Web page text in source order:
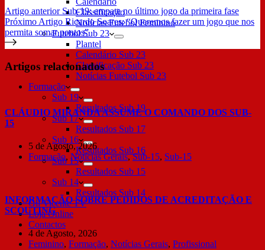
Classificação
Notícias Futebol Feminino
Futebol Sub 23
Plantel
Calendário Sub 23
Classificação Sub 23
Notícias Futebol Sub 23
Formação
Sub 19
Resultados Sub 19
Sub 17
Resultados Sub 17
Sub 16
Resultados Sub 16
Sub 15
Resultados Sub 15
Sub 14
Resultados Sub 14
Gil Vicente TV
Loja Online
Contactos
Artigo anterior Sub-19: empate no último jogo da primeira fase
Próximo Artigo Ricardo Soares: “Queremos fazer um jogo que nos
permita somar pontos”
Artigos relacionados
CLÁUDIO MIRANDA ASSUME O COMANDO DOS SUB-
15
5 de Agosto, 2026
Formação,Notícias Gerais,Sub-15, Sub-15
INFORMAÇÃO SOBRE PEDIDOS DE ACREDITAÇÃO E
SCOUTING
4 de Agosto, 2026
Feminino, Formação, Notícias Gerais, Profissional